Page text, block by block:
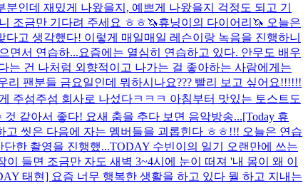
인데 재밌게 나왔을지, 예쁘게 나왔을지 걱정도 되고 기
조금만 기다려 주세요 ㅎㅎ🦄휴닝이의 다이어리🦄 오늘은
고 생각했다! 이렇게 매일매일 레슨이랑 녹음을 진행하니
면서 연습하...요즘에는 열심히 연습하고 있다. 안무도 배우
는 건 나처럼 외향적이고 나가는 걸 좋아하는 사람에게는
리 팬분들 금요일인데 뭐하시나요??? 빨리 보고 싶어요!!!!!!
주섬주섬 회사로 나섰다ㅋㅋㅋ 아침부터 맛있는 토스트도
같아서 좋다! 요새 춤을 추다 보면 음악방송...[Today 휴
씻은 다음에 자는 멤버들을 괴롭힌다 ㅎㅎ!!! 오늘은 연습
한 촬영을 진행했...TODAY 수빈이의 일기 오랜만에 쓰는
들면 조금만 자도 새벽 3~4시에 눈이 떠져 '내 몸이 왜 이
태현] 요즘 너무 행복한 생활을 하고 있다 뭘 하고 지내는